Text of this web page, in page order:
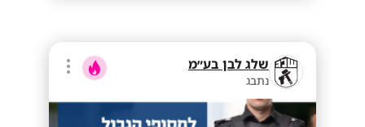
שלג לבן בע״מ
נתבג